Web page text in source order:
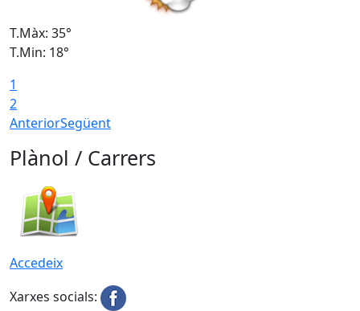
T.Màx: 35°
T.Min: 18°
1
2
AnteriorSegüent
Plànol / Carrers
Accedeix
Xarxes socials: